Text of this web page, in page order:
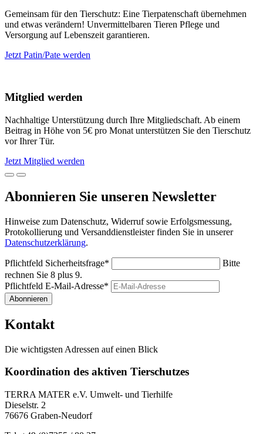
Gemeinsam für den Tierschutz: Eine Tierpatenschaft übernehmen
und etwas verändern! Unvermittelbaren Tieren Pflege und
Versorgung auf Lebenszeit garantieren.
Jetzt Patin/Pate werden
Mitglied werden
Nachhaltige Unterstützung durch Ihre Mitgliedschaft. Ab einem
Beitrag in Höhe von 5€ pro Monat unterstützen Sie den Tierschutz
vor Ihrer Tür.
Jetzt Mitglied werden
Abonnieren Sie unseren Newsletter
Hinweise zum Datenschutz, Widerruf sowie Erfolgsmessung,
Protokollierung und Versanddienstleister finden Sie in unserer
Datenschutzerklärung.
Pflichtfeld Sicherheitsfrage*
Bitte
rechnen Sie 8 plus 9.
Pflichtfeld E-Mail-Adresse*
Abonnieren
Kontakt
Die wichtigsten Adressen auf einen Blick
Koordination des aktiven Tierschutzes
TERRA MATER e.V. Umwelt- und Tierhilfe
Dieselstr. 2
76676 Graben-Neudorf